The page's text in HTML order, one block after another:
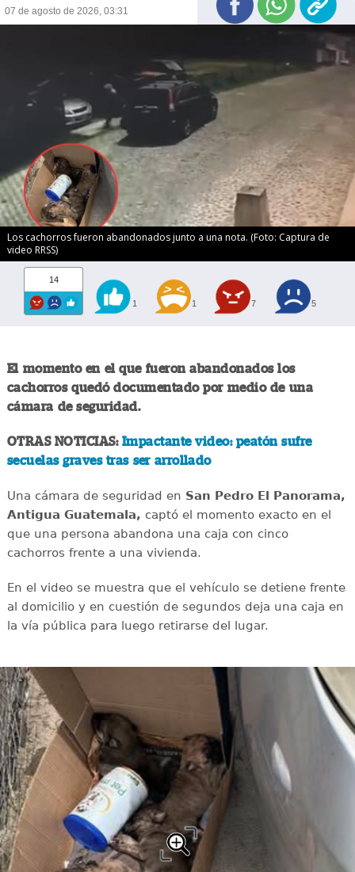
07 de agosto de 2026, 03:31
Los cachorros fueron abandonados junto a una nota. (Foto: Captura de
video RRSS)
14
1 1 7 5
El momento en el que fueron abandonados los
cachorros quedó documentado por medio de una
cámara de seguridad.
OTRAS NOTICIAS: Impactante video: peatón sufre
secuelas graves tras ser arrollado
Una cámara de seguridad en San Pedro El Panorama,
Antigua Guatemala, captó el momento exacto en el
que una persona abandona una caja con cinco
cachorros frente a una vivienda.
En el video se muestra que el vehículo se detiene frente
al domicilio y en cuestión de segundos deja una caja en
la vía pública para luego retirarse del lugar.